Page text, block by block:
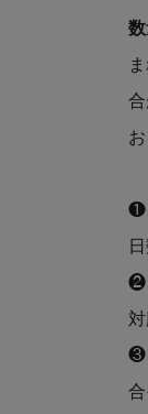
❶
❷
対
❸